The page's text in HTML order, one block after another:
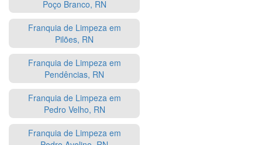
Poço Branco, RN
Franquia de Limpeza em
Pilões, RN
Franquia de Limpeza em
Pendências, RN
Franquia de Limpeza em
Pedro Velho, RN
Franquia de Limpeza em